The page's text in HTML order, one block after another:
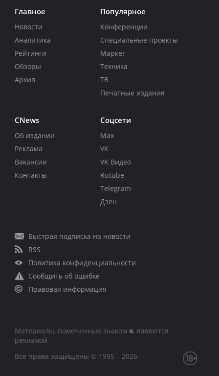
Главное
Новости
Аналитика
Рейтинги
Обзоры
Архив
Популярное
Конференции
Специальные проекты
Маркет
Техника
ТВ
Печатные издания
CNews
Об издании
Реклама
Вакансии
Контакты
Соцсети
Max
VK
VK Видео
Rutube
Telegram
Дзен
Быстрая подписка на новости
RSS
Политика конфиденциальности
Сообщить об ошибке
Правовая информация
Материалы, помеченные знаком ■, являются
рекламой
Все права защищены © 1995 – 2026